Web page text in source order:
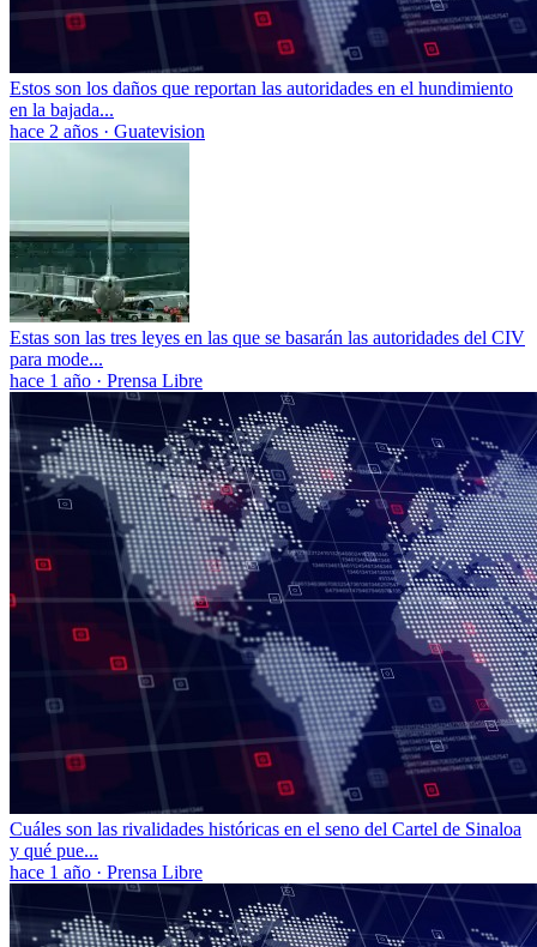
Estos son los daños que reportan las autoridades en el hundimiento
en la bajada...
hace 2 años · Guatevision
Estas son las tres leyes en las que se basarán las autoridades del CIV
para mode...
hace 1 año · Prensa Libre
Cuáles son las rivalidades históricas en el seno del Cartel de Sinaloa
y qué pue...
hace 1 año · Prensa Libre